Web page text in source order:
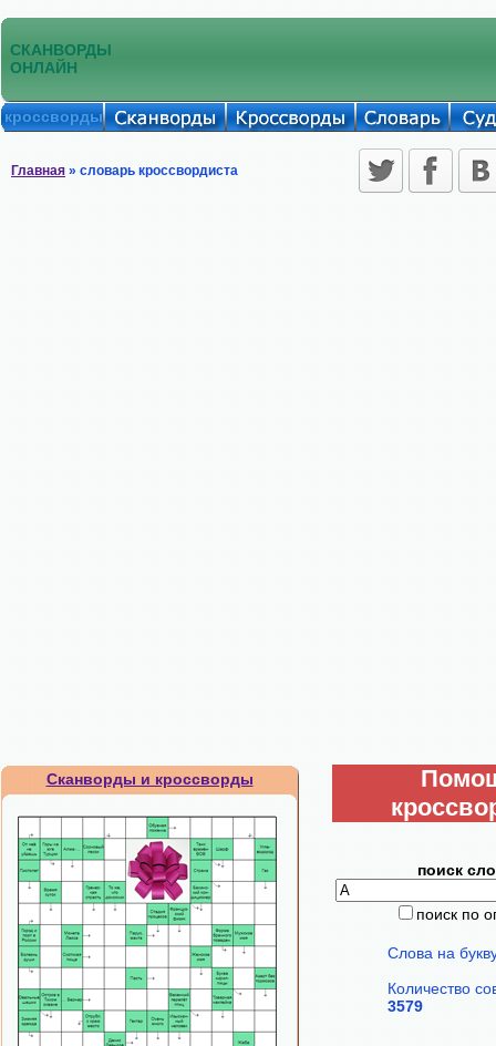
СКАНВОРДЫ
ОНЛАЙН
кроссворды
Главная » словарь кроссвордиста
Сканворды и кроссворды
поиск
поиск по
Слова на
Количество
3579